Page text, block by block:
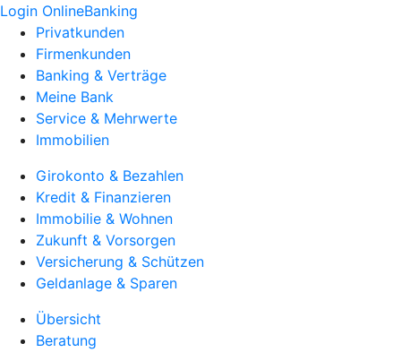
Login OnlineBanking
Privatkunden
Firmenkunden
Banking & Verträge
Meine Bank
Service & Mehrwerte
Immobilien
Girokonto & Bezahlen
Kredit & Finanzieren
Immobilie & Wohnen
Zukunft & Vorsorgen
Versicherung & Schützen
Geldanlage & Sparen
Übersicht
Beratung